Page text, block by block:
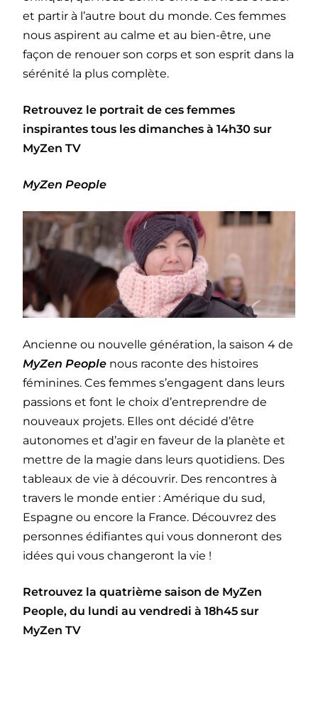
et partir à l’autre bout du monde. Ces femmes
nous aspirent au calme et au bien-être, une
façon de renouer son corps et son esprit dans la
sérénité la plus complète.
Retrouvez le portrait de ces femmes
inspirantes tous les dimanches à 14h30 sur
MyZen TV
MyZen People
Ancienne ou nouvelle génération, la saison 4 de
MyZen People nous raconte des histoires
féminines. Ces femmes s’engagent dans leurs
passions et font le choix d’entreprendre de
nouveaux projets. Elles ont décidé d’être
autonomes et d’agir en faveur de la planète et
mettre de la magie dans leurs quotidiens. Des
tableaux de vie à découvrir. Des rencontres à
travers le monde entier : Amérique du sud,
Espagne ou encore la France. Découvrez des
personnes édifiantes qui vous donneront des
idées qui vous changeront la vie !
Retrouvez la quatrième saison de MyZen
People, du lundi au vendredi à 18h45 sur
MyZen TV